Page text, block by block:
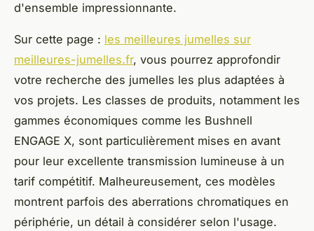
d'ensemble impressionnante.
Sur cette page : les meilleures jumelles sur
meilleures-jumelles.fr, vous pourrez approfondir
votre recherche des jumelles les plus adaptées à
vos projets. Les classes de produits, notamment les
gammes économiques comme les Bushnell
ENGAGE X, sont particulièrement mises en avant
pour leur excellente transmission lumineuse à un
tarif compétitif. Malheureusement, ces modèles
montrent parfois des aberrations chromatiques en
périphérie, un détail à considérer selon l'usage.